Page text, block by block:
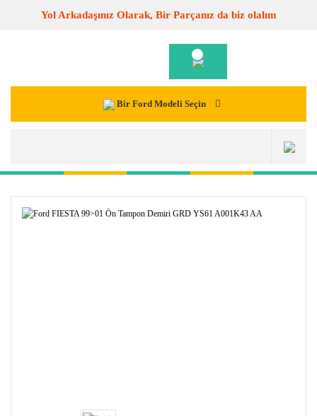
Yol Arkadaşınız Olarak, Bir Parçanız da biz olalım
Bir Ford Modeli Seçin